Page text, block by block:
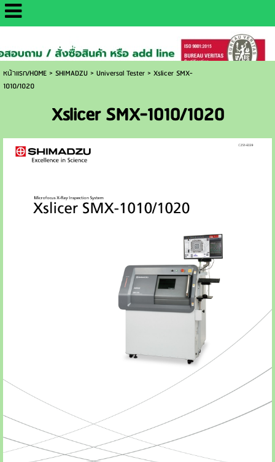
http://www.daisaemetrology.co.th/
หน้าแรก/HOME> SHIMADZU> Universal Tester> Xslicer SMX-
1010/1020
Xslicer SMX-1010/1020